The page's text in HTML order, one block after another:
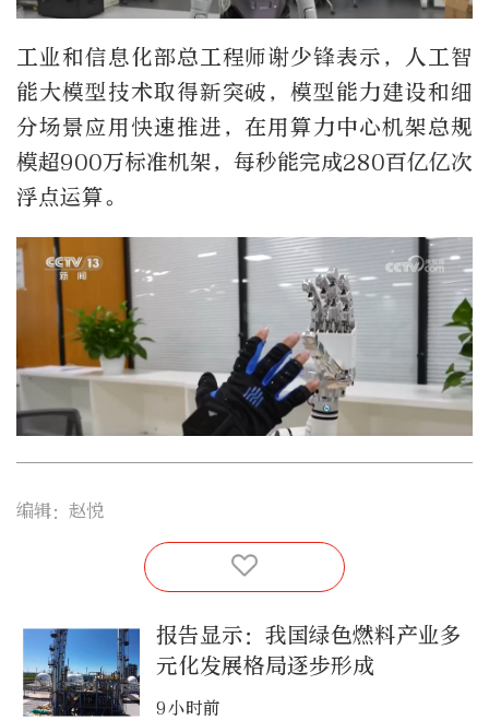
工业和信息化部总工程师谢少锋表示，人工智
能大模型技术取得新突破，模型能力建设和细
分场景应用快速推进，在用算力中心机架总规
模超900万标准机架，每秒能完成280百亿亿次
浮点运算。
编辑：赵悦
报告显示：我国绿色燃料产业多
元化发展格局逐步形成
9小时前